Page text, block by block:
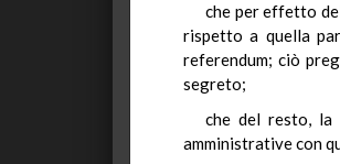
che per effetto
rispetto a quella
referendum; ciò
segreto;
che del resto, la
amministrative con